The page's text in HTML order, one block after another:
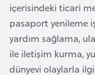
içerisindeki ticari
pasaport yenileme
yardım sağlama,
ile iletişim kurma,
dünyevi olaylarla
e
l
a
r
u